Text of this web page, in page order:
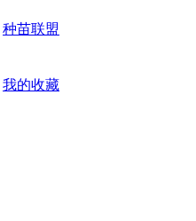
种苗联盟
我的收藏